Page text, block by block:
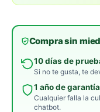
Compra sin
10 días de
Si no te gusta, te
1 año de
Cualquier falla la
chatbot.